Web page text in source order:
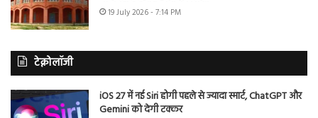
19 July 2026 - 7:14 PM
टेक्नोलॉजी
iOS 27 में नई Siri होगी पहले से ज्यादा स्मार्ट, ChatGPT और
Gemini को देगी टक्कर